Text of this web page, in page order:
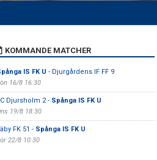
KOMMANDE MATCHER
IS FK U - Djurgårdens IF FF 9
16/8 16:30
Djursholm 2 - Spånga IS FK U
19/8 18:30
FK 51 - Spånga IS FK U
22/8 10:30